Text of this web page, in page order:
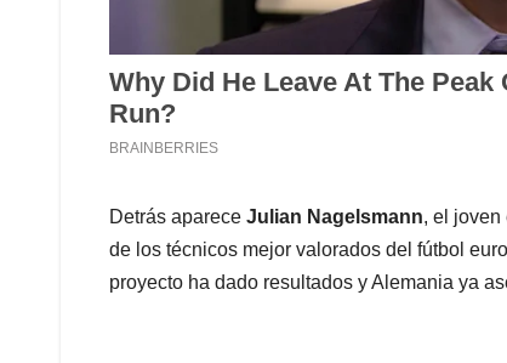
Detrás aparece Julian Nagelsmann, el joven
de los técnicos mejor valorados del fútbol
proyecto ha dado resultados y Alemania ya